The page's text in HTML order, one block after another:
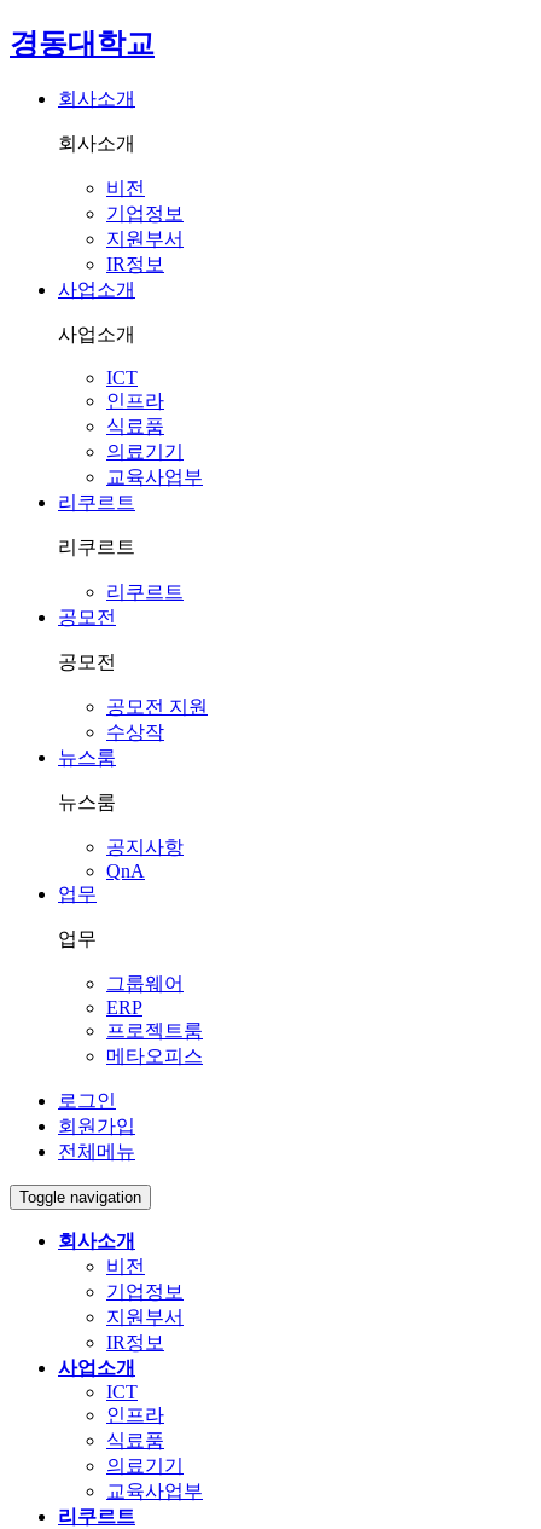
경동대학교
회사소개
회사소개
비전
기업정보
지원부서
IR정보
사업소개
사업소개
ICT
인프라
식료품
의료기기
교육사업부
리쿠르트
리쿠르트
리쿠르트
공모전
공모전
공모전 지원
수상작
뉴스룸
뉴스룸
공지사항
QnA
업무
업무
그룹웨어
ERP
프로젝트룸
메타오피스
로그인
회원가입
전체메뉴
Toggle navigation
회사소개
비전
기업정보
지원부서
IR정보
사업소개
ICT
인프라
식료품
의료기기
교육사업부
리쿠르트